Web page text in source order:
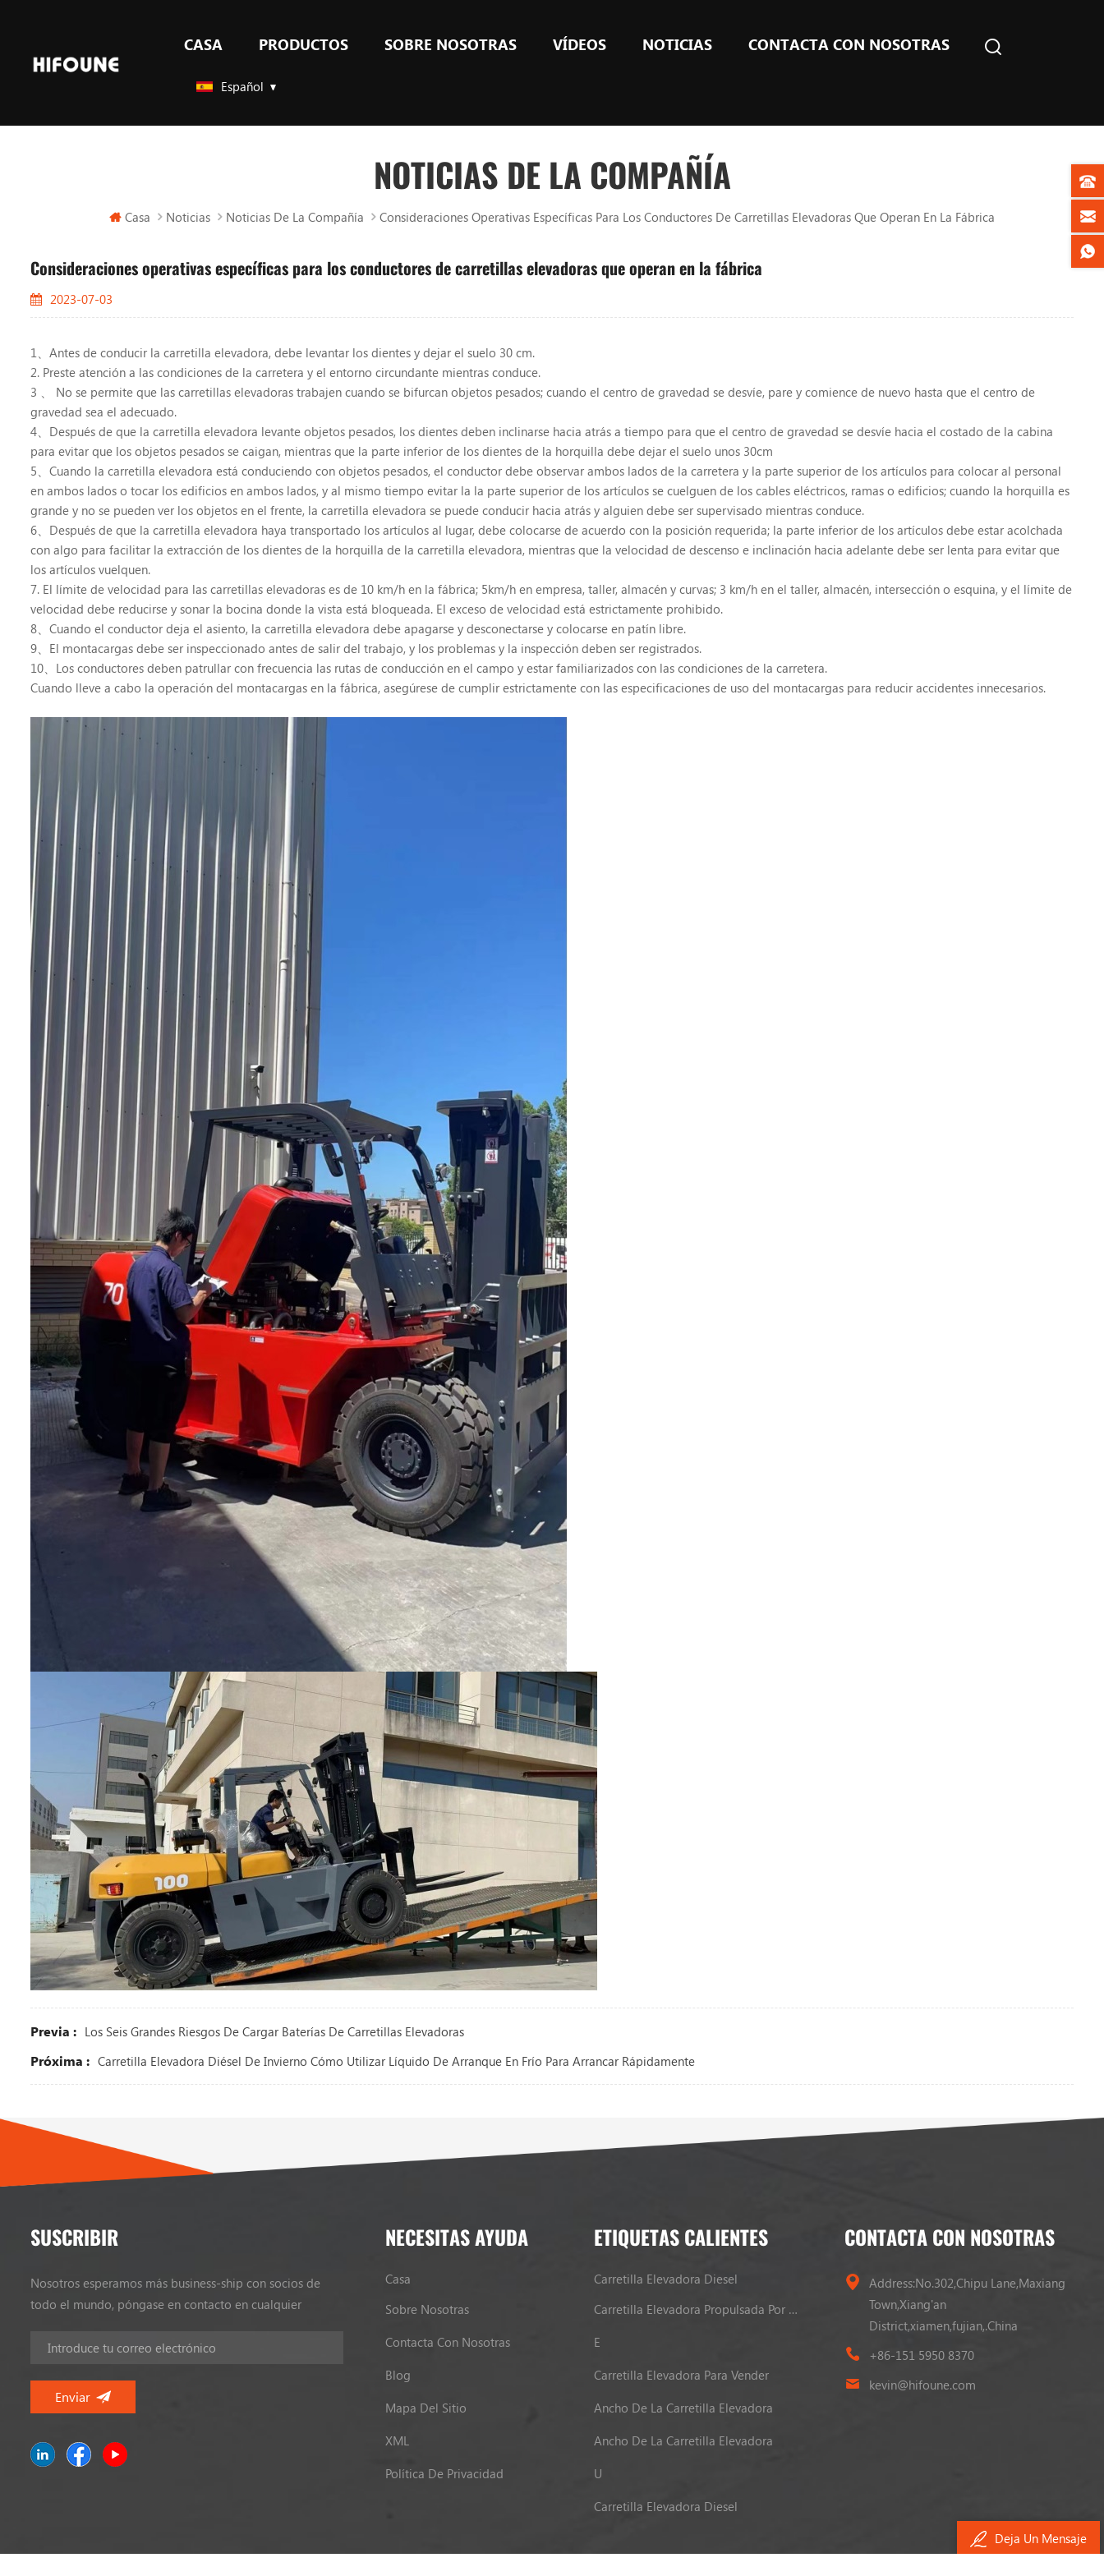
CASA PRODUCTOS SOBRE NOSOTRAS VÍDEOS NOTICIAS CONTACTA CON NOSOTRAS
Español
NOTICIAS DE LA COMPAÑÍA
Casa Noticias Noticias De La Compañía Consideraciones Operativas Específicas Para Los Conductores De Carretillas Elevadoras Que Operan En La Fábrica
Consideraciones operativas específicas para los conductores de carretillas elevadoras que operan en la fábrica
2023-07-03
1、Antes de conducir la carretilla elevadora, debe levantar los dientes y dejar el suelo 30 cm.
2. Preste atención a las condiciones de la carretera y el entorno circundante mientras conduce.
3 、 No se permite que las carretillas elevadoras trabajen cuando se bifurcan objetos pesados; cuando el centro de gravedad se desvíe, pare y comience de nuevo hasta que el centro de
gravedad sea el adecuado.
4、Después de que la carretilla elevadora levante objetos pesados, los dientes deben inclinarse hacia atrás a tiempo para que el centro de gravedad se desvíe hacia el costado de la cabina
para evitar que los objetos pesados ​​se caigan, mientras que la parte inferior de los dientes de la horquilla debe dejar el suelo unos 30cm
5、Cuando la carretilla elevadora está conduciendo con objetos pesados, el conductor debe observar ambos lados de la carretera y la parte superior de los artículos para colocar al personal
en ambos lados o tocar los edificios en ambos lados, y al mismo tiempo evitar la la parte superior de los artículos se cuelguen de los cables eléctricos, ramas o edificios; cuando la horquilla es
grande y no se pueden ver los objetos en el frente, la carretilla elevadora se puede conducir hacia atrás y alguien debe ser supervisado mientras conduce.
6、Después de que la carretilla elevadora haya transportado los artículos al lugar, debe colocarse de acuerdo con la posición requerida; la parte inferior de los artículos debe estar acolchada
con algo para facilitar la extracción de los dientes de la horquilla de la carretilla elevadora, mientras que la velocidad de descenso e inclinación hacia adelante debe ser lenta para evitar que
los artículos vuelquen.
7. El límite de velocidad para las carretillas elevadoras es de 10 km/h en la fábrica; 5km/h en empresa, taller, almacén y curvas; 3 km/h en el taller, almacén, intersección o esquina, y el límite de
velocidad debe reducirse y sonar la bocina donde la vista está bloqueada. El exceso de velocidad está estrictamente prohibido.
8、Cuando el conductor deja el asiento, la carretilla elevadora debe apagarse y desconectarse y colocarse en patín libre.
9、El montacargas debe ser inspeccionado antes de salir del trabajo, y los problemas y la inspección deben ser registrados.
10、Los conductores deben patrullar con frecuencia las rutas de conducción en el campo y estar familiarizados con las condiciones de la carretera.
Cuando lleve a cabo la operación del montacargas en la fábrica, asegúrese de cumplir estrictamente con las especificaciones de uso del montacargas para reducir accidentes innecesarios.
Previa : Los Seis Grandes Riesgos De Cargar Baterías De Carretillas Elevadoras
Próxima : Carretilla Elevadora Diésel De Invierno Cómo Utilizar Líquido De Arranque En Frío Para Arrancar Rápidamente
SUSCRIBIR
Nosotros esperamos más business-ship con socios de
todo el mundo, póngase en contacto en cualquier
NECESITAS AYUDA
Casa
Sobre Nosotras
Contacta Con Nosotras
Blog
Mapa Del Sitio
XML
Política De Privacidad
ETIQUETAS CALIENTES
Carretilla Elevadora Diesel
Carretilla Elevadora Propulsada Por GLP
E
Carretilla Elevadora Para Vender
Ancho De La Carretilla Elevadora
Ancho De La Carretilla Elevadora
U
Carretilla Elevadora Diesel
CONTACTA CON NOSOTRAS
Address:No.302,Chipu Lane,Maxiang
Town,Xiang'an
District,xiamen,fujian,.China
+86-151 5950 8370
kevin@hifoune.com
Deja Un Mensaje